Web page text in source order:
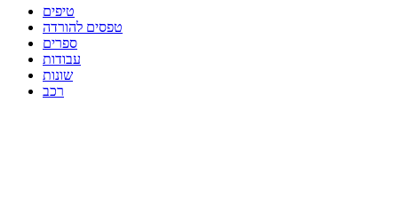
טיפים
טפסים להורדה
ספרים
עבודות
שונות
רכב